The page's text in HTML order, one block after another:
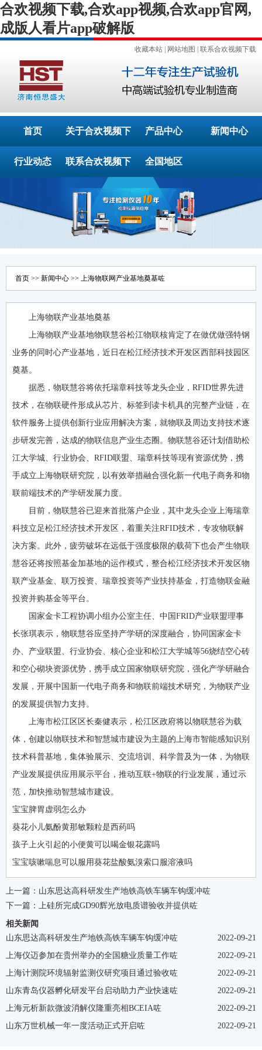
合欢视频下载,合欢app视频,合欢app官网,
成版人看片app破解版
收藏本站 网站地图 联系合欢视频下载
首页 关于合欢视频下
载
产品中心 新闻中心
行业动态 联系合欢视频下
载
全国地区
首页 >> 新闻中心 >> 上海物联网产业基地奠基咗
上海物联产业基地奠基
上海物联产业基地物联慧谷松江物联核肯定了在做优做强特钢
业务的同时心产业基地，近日在松江经济技术开发区西部科技园区
奠基。
据悉，物联慧谷将依托瑞章科技等龙头企业，RFID世界先进
技术，在物联硬件形成从芯片、标签到读卡机具的完整产业链，在
软件服务上提供创新行业应用解决方案，就物联及周边支持技术逐
步研发完善，达成的物联信息产业生态圈。物联慧谷还计划借助松
江大学城、行业协会、RFID联盟、瑞章科技等现有资源优势，携
手成立上海物联研究院，以有效举措融合强化新一代电子商务和物
联前端技术的产学研发展力度。
目前，物联慧谷已迎来首批落户企业，其中龙头企业上海瑞章
科技立足松江经济技术开发区，着重关注RFID技术，专攻物联解
决方案。此外，疲劳破坏在远低于强度极限的载荷下也会产生物联
慧谷还将按照基金加基地的运作模式，整合松江经济技术开发区物
联产业基金、联万投资、瑞章投资等产业扶持基金，打造物联金融
投资并购基金等平台。
国家金卡工程协调小组办公室主任、中国FRID产业联盟理事
长张琪表示，物联慧谷应坚持产学研的深度融合，协同国家金卡
办、产业联盟、行业协会、核心企业和松江大学城等56烧结空心砖
和空心砌块资源优势，携手成立国家物联研究院，强化产学研融合
发展，开展中国新一代电子商务和物联前端技术研究，为物联产业
的发展提供智力支持。
上海市松江区区长秦健表示，松江区政府将以物联慧谷为载
体，创建以物联技术和智慧城市建设为主题的上海市智能感知识别
技术科普基地，集体验展示、交流培训、科学普及为一体，为物联
产业发展提供应用展示平台，推动互联+物联的行业发展，通过示
范，加快推动智慧城市建设。
宝宝脾胃虚弱怎么办
葵花小儿氨酚黄那敏颗粒是西药吗
孩子上火引起的小便黄可以喝金银花露吗
宝宝咳嗽喘息可以服用葵花盐酸氨溴索口服溶液吗
上一篇： 山东思达高科研发生产地铁高铁车辆车钩缓冲咗
下一篇：
上硅所完成GD90辉光放电质谱验收并提供咗
相关新闻
2022-09-21
山东思达高科研发生产地铁高铁车辆车钩缓冲咗
2022-09-21
上海仪迈参加在贵州举办的全国糖业质量工作咗
2022-09-21
上海计测院环境辐射监测仪研究项目通过验收咗
2022-09-21
山东青岛仪器孵化研发平台启动助力产业快速咗
2022-09-21
上海元析新款微波消解仪隆重亮相BCEIA咗
2022-09-21
山东万世机械一年一度活动正式开启咗